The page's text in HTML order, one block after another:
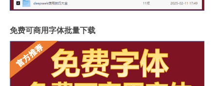
免费可商用字体批量下载